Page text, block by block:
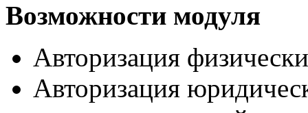
Возможности модуля
Авторизация
Авторизация